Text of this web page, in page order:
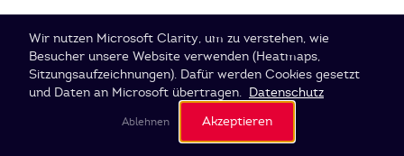
Vorbereitete Proposals
Jeder kann vor dem Meeting Proposals in
einem geteilten Dokument einstellen. Das
gibt anderen Zeit, sich vorzubereiten.
Cookie-Einstellungen
Wir nutzen Microsoft Clarity, um zu verstehen, wie
Besucher unsere Website verwenden (Heatmaps,
Sitzungsaufzeichnungen). Dafür werden Cookies gesetzt
und Daten an Microsoft übertragen. Datenschutz
Ablehnen Akzeptieren